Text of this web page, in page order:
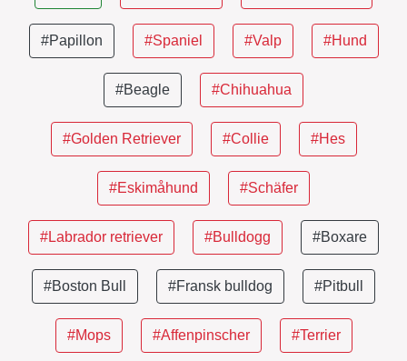
#Papillon #Spaniel #Valp #Hund
#Beagle #Chihuahua
#Golden Retriever #Collie #Hes
#Eskimåhund #Schäfer
#Labrador retriever #Bulldogg #Boxare
#Boston Bull #Fransk bulldog #Pitbull
#Mops #Affenpinscher #Terrier